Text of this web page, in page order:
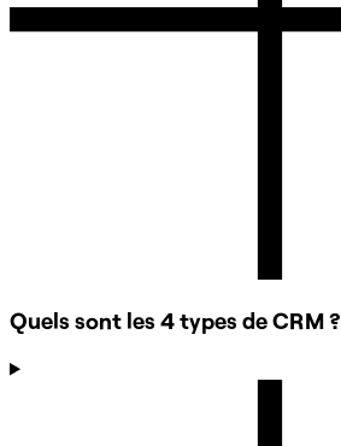
Quels sont les 4 types de CRM ?